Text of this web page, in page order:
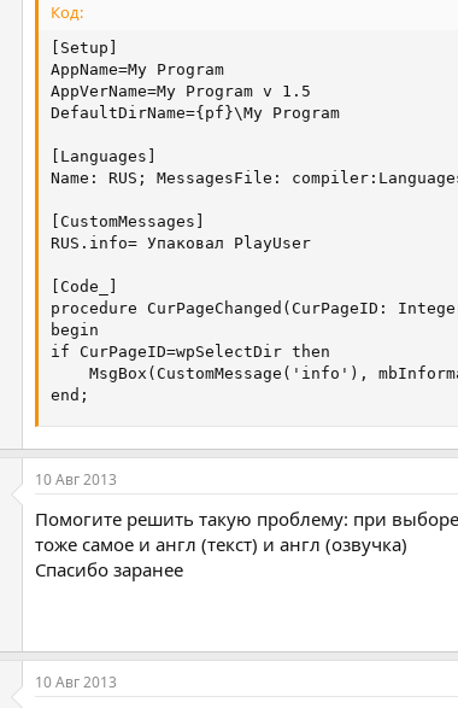
Код:
[Setup]
AppName=My Program
AppVerName=My Program v 1.5
DefaultDirName={pf}\My Program
[Languages]
Name: RUS; MessagesFile:
[CustomMessages]
RUS.info= Упаковал PlayUser
[Code_]
procedure CurPageChanged(CurPageID:
begin
if CurPageID=wpSelectDir then
MsgBox(CustomMessage('info'),
end;
10 Авг 2013
Помогите решить такую проблему: при выборе
тоже самое и англ (текст) и англ (озвучка)
Спасибо заранее
10 Авг 2013